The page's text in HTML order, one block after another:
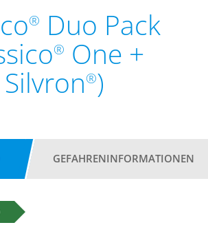
® Duo Pack
® One +
Silvron®)
GEFAHRENINFORMATIONEN